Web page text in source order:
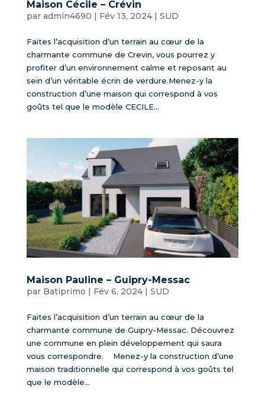
Maison Cécile – Crévin
par admin4690 Fév 13, 2024| SUD
Faites l’acquisition d’un terrain au cœur de la
charmante commune de Crevin, vous pourrez y
profiter d’un environnement calme et reposant au
sein d’un véritable écrin de verdure.Menez-y la
construction d’une maison qui correspond à vos
goûts tel que le modèle CECILE...
Maison Pauline – Guipry-Messac
par Batiprimo | Fév 6, 2024| SUD
Faites l’acquisition d’un terrain au cœur de la
charmante commune de Guipry-Messac. Découvrez
une commune en plein développement qui saura
vous correspondre. Menez-y la construction d’une
maison traditionnelle qui correspond à vos goûts tel
que le modèle...